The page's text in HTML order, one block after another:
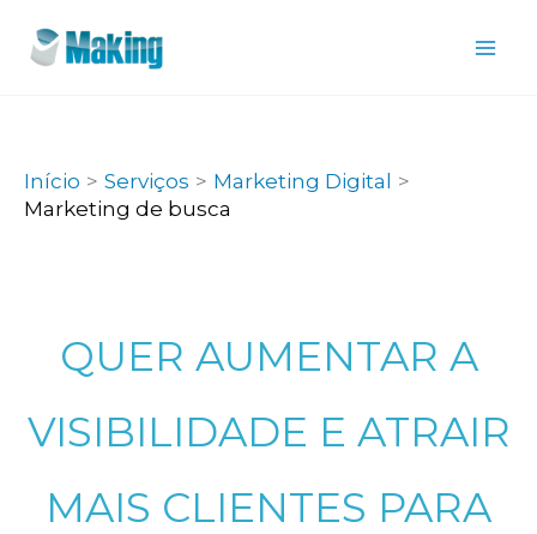
para
Início Serviços
Marketing Digital
Marketing de busca
QUER AUMENTAR A
VISIBILIDADE E ATRAIR
MAIS CLIENTES PARA